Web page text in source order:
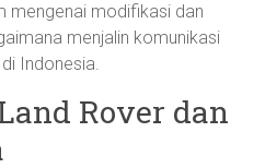
mengenai modifikasi dan
menjalin komunikasi
Indonesia.
Rover dan